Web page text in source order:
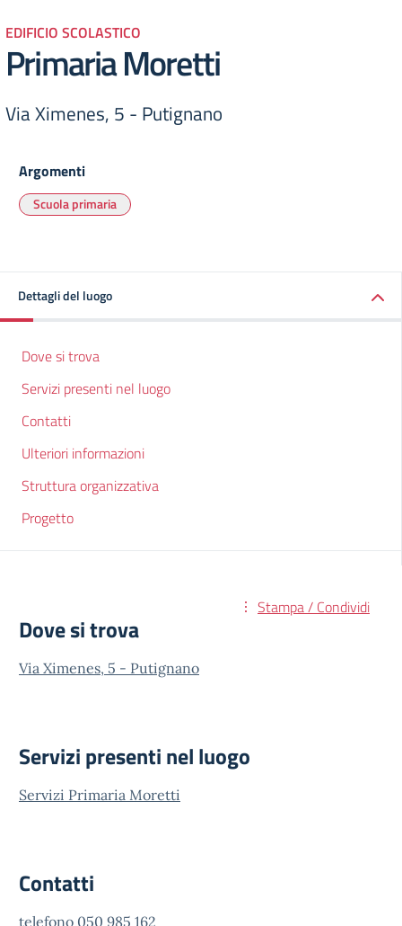
EDIFICIO SCOLASTICO
Primaria Moretti
Via Ximenes, 5 - Putignano
Argomenti
Scuola primaria
Dettagli del luogo
Dove si trova
Servizi presenti nel luogo
Contatti
Ulteriori informazioni
Struttura organizzativa
Progetto
Stampa / Condividi
Dove si trova
Via Ximenes, 5 - Putignano
Servizi presenti nel luogo
Servizi Primaria Moretti
Contatti
telefono 050 985 162